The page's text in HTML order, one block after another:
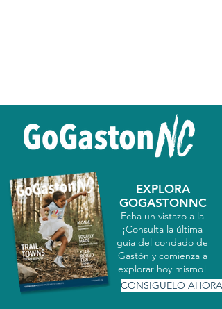
EXPLORA
GOGASTONNC
Echa un vistazo a la
¡Consulta la última
guía del condado de
Gastón y comienza a
explorar hoy mismo!
CONSIGUELO AHORA